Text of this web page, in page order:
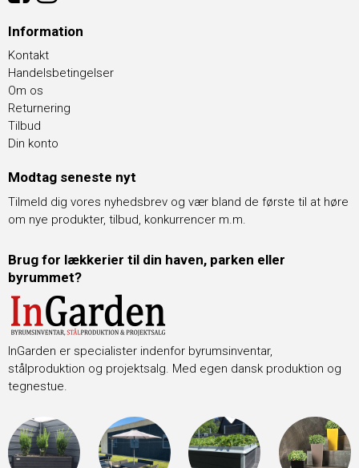
Information
Kontakt
Handelsbetingelser
Om os
Returnering
Tilbud
Din konto
Modtag seneste nyt
Tilmeld dig vores nyhedsbrev og vær bland de første til at høre
om nye produkter, tilbud, konkurrencer m.m.
Brug for lækkerier til din haven, parken eller
byrummet?
InGarden er specialister indenfor byrumsinventar,
stålproduktion og projektsalg. Med egen dansk produktion og
tegnestue.